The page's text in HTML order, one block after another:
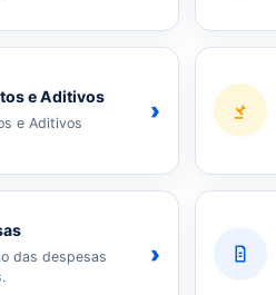
e Aditivos
e Aditivos ›
das despesas
›